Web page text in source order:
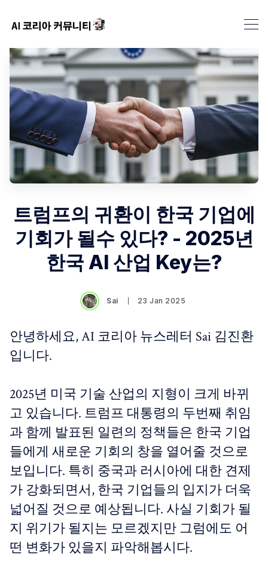
트럼프의 귀환이 한국 기업에
기회가 될수 있다? - 2025년
한국 AI 산업 Key는?
Sai 23 Jan 2025
안녕하세요, AI 코리아 뉴스레터 Sai 김진환
입니다.
2025년 미국 기술 산업의 지형이 크게 바뀌
고 있습니다. 트럼프 대통령의 두번째 취임
과 함께 발표된 일련의 정책들은 한국 기업
들에게 새로운 기회의 창을 열어줄 것으로
보입니다. 특히 중국과 러시아에 대한 견제
가 강화되면서, 한국 기업들의 입지가 더욱
넓어질 것으로 예상됩니다. 사실 기회가 될
지 위기가 될지는 모르겠지만 그럼에도 어
떤 변화가 있을지 파악해봅시다.